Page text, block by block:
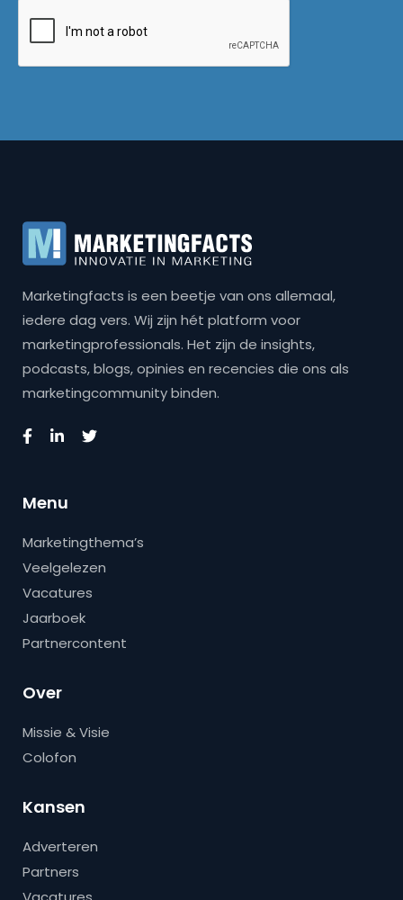
Marketingfacts is een beetje van ons allemaal,
iedere dag vers. Wij zijn hét platform voor
marketingprofessionals. Het zijn de insights,
podcasts, blogs, opinies en recencies die ons als
marketingcommunity binden.
Menu
Marketingthema’s
Veelgelezen
Vacatures
Jaarboek
Partnercontent
Over
Missie & Visie
Colofon
Kansen
Adverteren
Partners